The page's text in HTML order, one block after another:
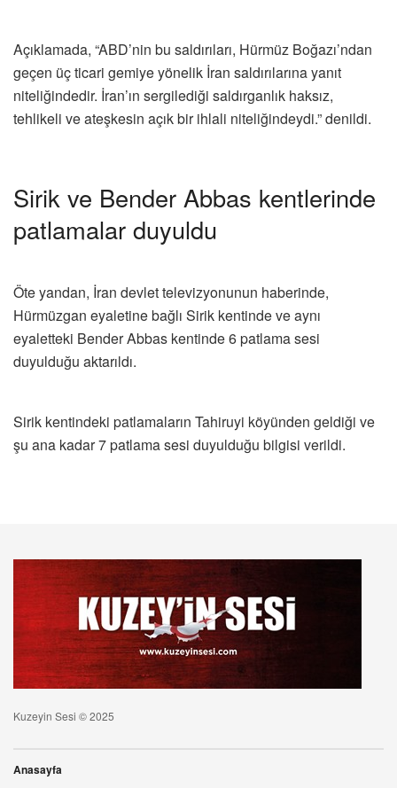
Açıklamada, “ABD’nin bu saldırıları, Hürmüz Boğazı’ndan
geçen üç ticari gemiye yönelik İran saldırılarına yanıt
niteliğindedir. İran’ın sergilediği saldırganlık haksız,
tehlikeli ve ateşkesin açık bir ihlali niteliğindeydi.” denildi.
Sirik ve Bender Abbas kentlerinde
patlamalar duyuldu
Öte yandan, İran devlet televizyonunun haberinde,
Hürmüzgan eyaletine bağlı Sirik kentinde ve aynı
eyaletteki Bender Abbas kentinde 6 patlama sesi
duyulduğu aktarıldı.
Sirik kentindeki patlamaların Tahiruyi köyünden geldiği ve
şu ana kadar 7 patlama sesi duyulduğu bilgisi verildi.
Kuzeyin Sesi © 2025
Anasayfa